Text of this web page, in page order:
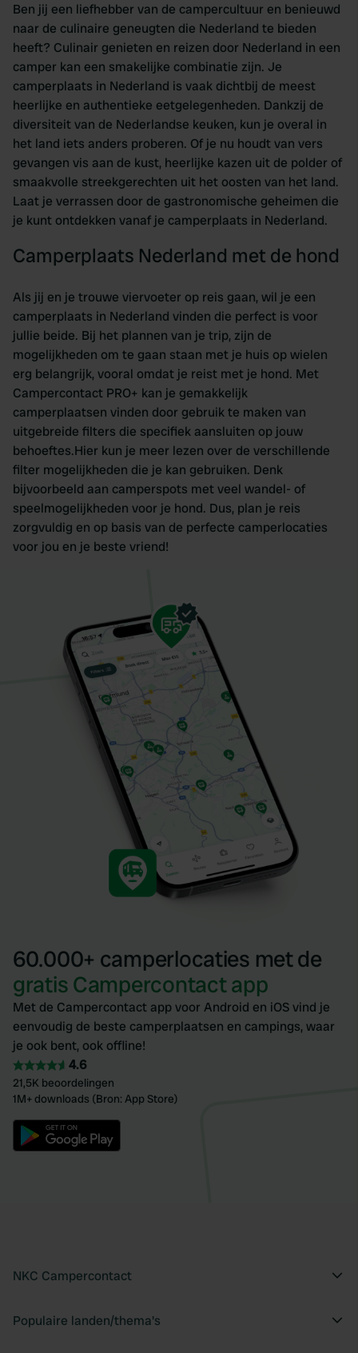
Ben jij een liefhebber van de campercultuur en benieuwd
naar de culinaire geneugten die Nederland te bieden
heeft? Culinair genieten en reizen door Nederland in een
camper kan een smakelijke combinatie zijn. Je
camperplaats in Nederland is vaak dichtbij de meest
heerlijke en authentieke eetgelegenheden. Dankzij de
diversiteit van de Nederlandse keuken, kun je overal in
het land iets anders proberen. Of je nu houdt van vers
gevangen vis aan de kust, heerlijke kazen uit de polder of
smaakvolle streekgerechten uit het oosten van het land.
Laat je verrassen door de gastronomische geheimen die
je kunt ontdekken vanaf je camperplaats in Nederland.
Camperplaats Nederland met de hond
Als jij en je trouwe viervoeter op reis gaan, wil je een
camperplaats in Nederland vinden die perfect is voor
jullie beide. Bij het plannen van je trip, zijn de
mogelijkheden om te gaan staan met je huis op wielen
erg belangrijk, vooral omdat je reist met je hond. Met
Campercontact PRO+ kan je gemakkelijk
camperplaatsen vinden door gebruik te maken van
uitgebreide filters die specifiek aansluiten op jouw
behoeftes.Hier kun je meer lezen over de verschillende
filter mogelijkheden die je kan gebruiken. Denk
bijvoorbeeld aan camperspots met veel wandel- of
speelmogelijkheden voor je hond. Dus, plan je reis
zorgvuldig en op basis van de perfecte camperlocaties
voor jou en je beste vriend!
60.000+ camperlocaties met de
gratis Campercontact app
Met de Campercontact app voor Android en iOS vind je
eenvoudig de beste camperplaatsen en campings, waar
je ook bent, ook offline!
4.6
21,5K beoordelingen
1M+ downloads (Bron: App Store)
NKC Campercontact
Populaire landen/thema's